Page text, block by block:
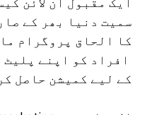
سمیت دنیا بھر کے
کے لیے کمیشن حاصل